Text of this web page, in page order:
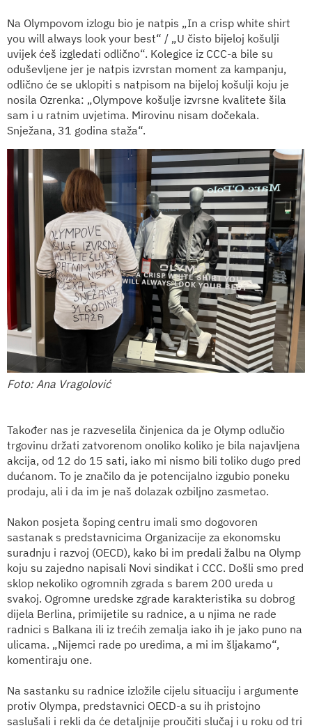
Na Olympovom izlogu bio je natpis „In a crisp white shirt
you will always look your best“ / „U čisto bijeloj košulji
uvijek ćeš izgledati odlično“. Kolegice iz CCC-a bile su
oduševljene jer je natpis izvrstan moment za kampanju,
odlično će se uklopiti s natpisom na bijeloj košulji koju je
nosila Ozrenka: „Olympove košulje izvrsne kvalitete šila
sam i u ratnim uvjetima. Mirovinu nisam dočekala.
Snježana, 31 godina staža“.
Foto: Ana Vragolović
Također nas je razveselila činjenica da je Olymp odlučio
trgovinu držati zatvorenom onoliko koliko je bila najavljena
akcija, od 12 do 15 sati, iako mi nismo bili toliko dugo pred
dućanom. To je značilo da je potencijalno izgubio poneku
prodaju, ali i da im je naš dolazak ozbiljno zasmetao.
Nakon posjeta šoping centru imali smo dogovoren
sastanak s predstavnicima Organizacije za ekonomsku
suradnju i razvoj (OECD), kako bi im predali žalbu na Olymp
koju su zajedno napisali Novi sindikat i CCC. Došli smo pred
sklop nekoliko ogromnih zgrada s barem 200 ureda u
svakoj. Ogromne uredske zgrade karakteristika su dobrog
dijela Berlina, primijetile su radnice, a u njima ne rade
radnici s Balkana ili iz trećih zemalja iako ih je jako puno na
ulicama. „Nijemci rade po uredima, a mi im šljakamo“,
komentiraju one.
Na sastanku su radnice izložile cijelu situaciju i argumente
protiv Olympa, predstavnici OECD-a su ih pristojno
saslušali i rekli da će detaljnije proučiti slučaj i u roku od tri